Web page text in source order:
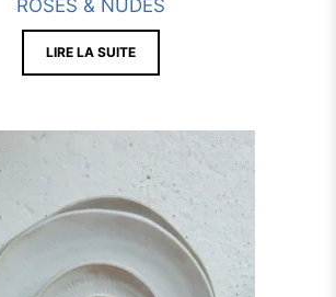
ROSES & NUDES
LIRE LA SUITE